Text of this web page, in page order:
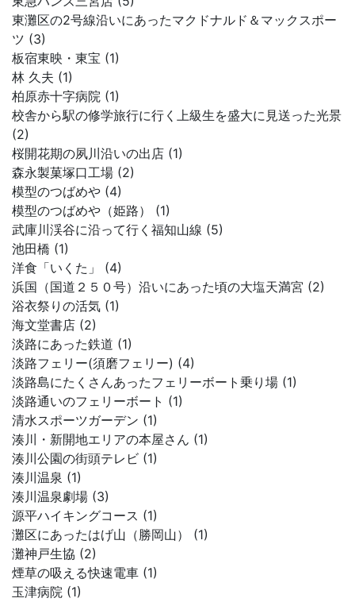
東灘区の2号線沿いにあったマクドナルド＆マックスポー
ツ (3)
板宿東映・東宝 (1)
林 久夫 (1)
柏原赤十字病院 (1)
校舎から駅の修学旅行に行く上級生を盛大に見送った光景
(2)
桜開花期の夙川沿いの出店 (1)
森永製菓塚口工場 (2)
模型のつばめや (4)
模型のつばめや（姫路） (1)
武庫川渓谷に沿って行く福知山線 (5)
池田橋 (1)
洋食「いくた」 (4)
浜国（国道２５０号）沿いにあった頃の大塩天満宮 (2)
浴衣祭りの活気 (1)
海文堂書店 (2)
淡路にあった鉄道 (1)
淡路フェリー(須磨フェリー) (4)
淡路島にたくさんあったフェリーボート乗り場 (1)
淡路通いのフェリーボート (1)
清水スポーツガーデン (1)
湊川・新開地エリアの本屋さん (1)
湊川公園の街頭テレビ (1)
湊川温泉 (1)
湊川温泉劇場 (3)
源平ハイキングコース (1)
灘区にあったはげ山（勝岡山） (1)
灘神戸生協 (2)
煙草の吸える快速電車 (1)
玉津病院 (1)